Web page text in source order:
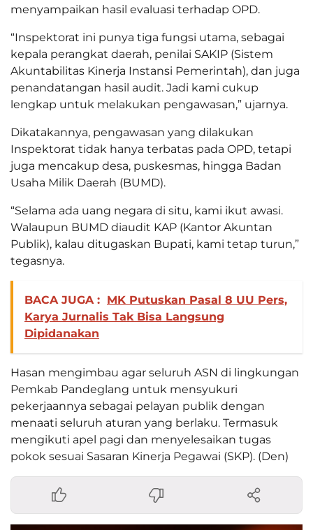
menyampaikan hasil evaluasi terhadap OPD.
“Inspektorat ini punya tiga fungsi utama, sebagai
kepala perangkat daerah, penilai SAKIP (Sistem
Akuntabilitas Kinerja Instansi Pemerintah), dan juga
penandatangan hasil audit. Jadi kami cukup
lengkap untuk melakukan pengawasan,” ujarnya.
Dikatakannya, pengawasan yang dilakukan
Inspektorat tidak hanya terbatas pada OPD, tetapi
juga mencakup desa, puskesmas, hingga Badan
Usaha Milik Daerah (BUMD).
“Selama ada uang negara di situ, kami ikut awasi.
Walaupun BUMD diaudit KAP (Kantor Akuntan
Publik), kalau ditugaskan Bupati, kami tetap turun,”
tegasnya.
BACA JUGA : MK Putuskan Pasal 8 UU Pers,
Karya Jurnalis Tak Bisa Langsung
Dipidanakan
Hasan mengimbau agar seluruh ASN di lingkungan
Pemkab Pandeglang untuk mensyukuri
pekerjaannya sebagai pelayan publik dengan
menaati seluruh aturan yang berlaku. Termasuk
mengikuti apel pagi dan menyelesaikan tugas
pokok sesuai Sasaran Kinerja Pegawai (SKP). (Den)